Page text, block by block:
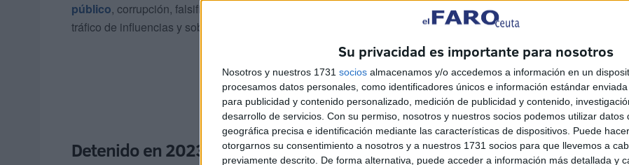
Su privacidad es importante para nosotros
Nosotros y nuestros 1731 socios almacenamos y/o accedemos a información en un
procesamos datos personales, como identificadores únicos e información estándar
para publicidad y contenido personalizado, medición de publicidad y contenido,
desarrollo de servicios. Con su permiso, nosotros y nuestros socios podemos utilizar datos
geográfica precisa e identificación mediante las características de dispositivos. Puede
otorgarnos su consentimiento a nosotros y a nuestros 1731 socios para que llevemos a
previamente descrito. De forma alternativa, puede acceder a información más detallada y
público, corrupción, falsificación y uso de documentos administrativos falsificados, abuso de autoridad,
tráfico de influencias y soborno.
Detenido en 2023